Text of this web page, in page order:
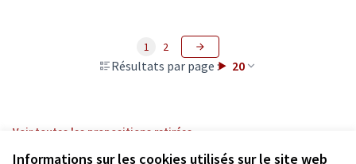
Informations sur les cookies utilisés sur le site web
Résultats par page : 20
1 2
Voir toutes les propositions retirées